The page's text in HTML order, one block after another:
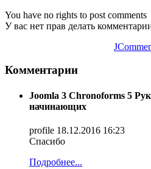
You have no rights to post comments
У вас нет прав делать
Комментарии
Joomla 3 Chronoforms 5
начинающих
profile 18.12.2016 16:23
Спасибо
Подробнее...